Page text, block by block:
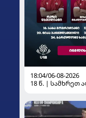
18:04/06-08-2026
18 წ. | სამხრეთ